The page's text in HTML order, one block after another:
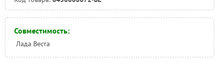
Совместимость:
Лада Веста